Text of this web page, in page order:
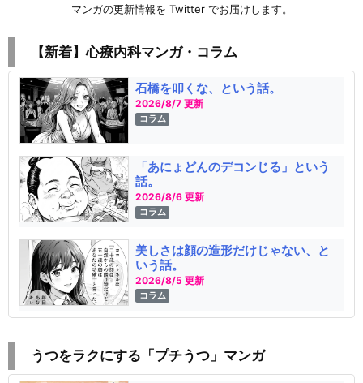
マンガの更新情報を Twitter でお届けします。
【新着】心療内科マンガ・コラム
石橋を叩くな、という話。
2026/8/7 更新
コラム
「あにょどんのデコンじる」という
話。
2026/8/6 更新
コラム
美しさは顔の造形だけじゃない、と
いう話。
2026/8/5 更新
コラム
うつをラクにする「プチうつ」マンガ